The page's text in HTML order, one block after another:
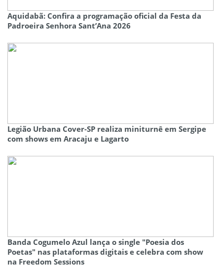
Aquidabã: Confira a programação oficial da Festa da
Padroeira Senhora Sant’Ana 2026
Legião Urbana Cover-SP realiza miniturnê em Sergipe
com shows em Aracaju e Lagarto
Banda Cogumelo Azul lança o single "Poesia dos
Poetas" nas plataformas digitais e celebra com show
na Freedom Sessions